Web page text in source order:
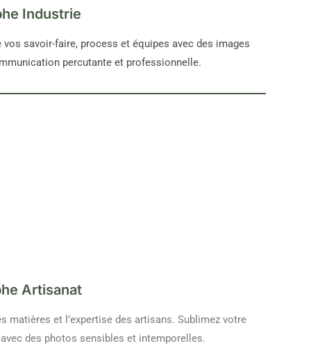
Industrie
savoir-faire, process et équipes avec des images
percutante et professionnelle.
Artisanat
matières et l’expertise des artisans. Sublimez votre
des photos sensibles et intemporelles.